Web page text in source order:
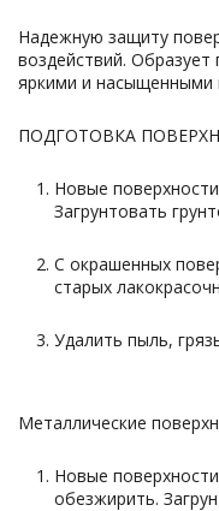
Надежную защиту
воздействий.
яркими и насыщенными
ПОДГОТОВКА
Новые
Загрунтовать
С окрашенных
старых
Удалить пыль,
Металлические
Новые
обезжирить.